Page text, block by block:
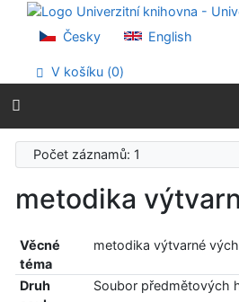
Přejít na obsah
Přejít na menu
Prohlášení o webové přístupnosti
Česky English
V košíku (0)
Počet záznamů: 1
metodika
Věcné
téma
metodika výtvarné
Druh
Soubor předmětových